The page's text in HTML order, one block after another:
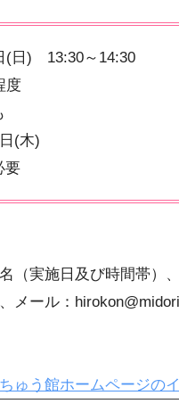
(日) 13:30～14:30
度
(木)
要
（実施日及び時間帯）
メール：
ゅう館ホームページの